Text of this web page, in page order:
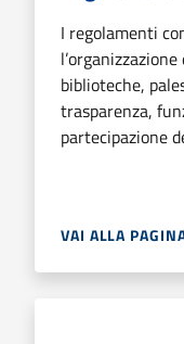
I regolamenti
biblioteche,
trasparenza,
partecipazione
VAI ALLA